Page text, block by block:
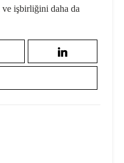
ve işbirliğini daha da